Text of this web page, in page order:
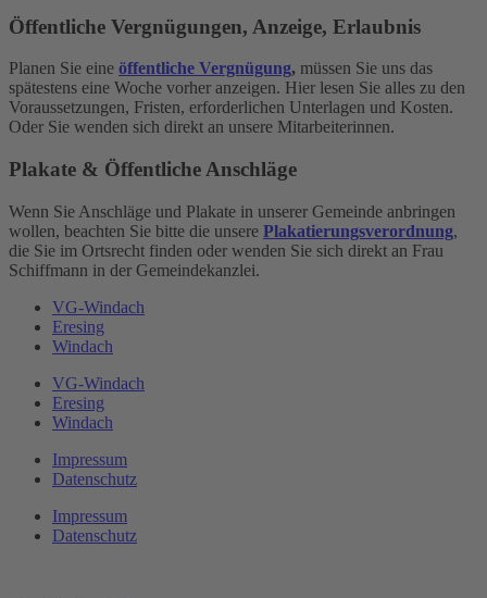
Öffentliche Vergnügungen, Anzeige, Erlaubnis
Planen Sie eine öffentliche Vergnügung, müssen Sie uns das
spätestens eine Woche vorher anzeigen. Hier lesen Sie alles zu den
Voraussetzungen, Fristen, erforderlichen Unterlagen und Kosten.
Oder Sie wenden sich direkt an unsere Mitarbeiterinnen.
Plakate & Öffentliche Anschläge
Wenn Sie Anschläge und Plakate in unserer Gemeinde anbringen
wollen, beachten Sie bitte die unsere Plakatierungsverordnung,
die Sie im Ortsrecht finden oder wenden Sie sich direkt an Frau
Schiffmann in der Gemeindekanzlei.
VG-Windach
Eresing
Windach
VG-Windach
Eresing
Windach
Impressum
Datenschutz
Impressum
Datenschutz